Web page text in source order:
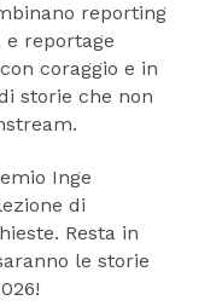
reporting
reportage
coraggio e in
storie che non
Inge
di
Resta in
le storie